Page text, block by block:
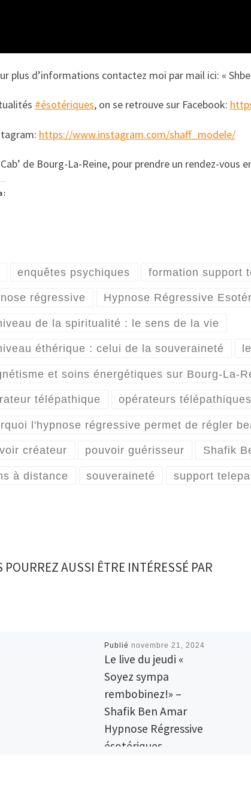
plus d’informations contactez moi par mail ici: «
#ésotériques, on se retrouve sur Facebook:
https://www.instagram.com/shaff_modele/
de Bourg-La-Reine, pour prendre un rendez-vous
:
enquêtes psychiques formation support
régressive Hypnose Régressive
de la spiritualité : le sens de la vie
éthérique : celui de la souveraineté
et soins énergétiques sur Bourg-La-
télépathique opérateurs télépathiques
l'hypnose régressive permet de régler
créateur pouvoir guérisseur Shafik
à distance souveraineté support
POURREZ AUSSI ÊTRE INTÉRESSÉ PAR
Publiénovembre 21, 2024
Le live du jeudi «
Soyez sympa
rembobinez!» –
Shafik Ben Amar
Hypnose Régressive
ésotériques